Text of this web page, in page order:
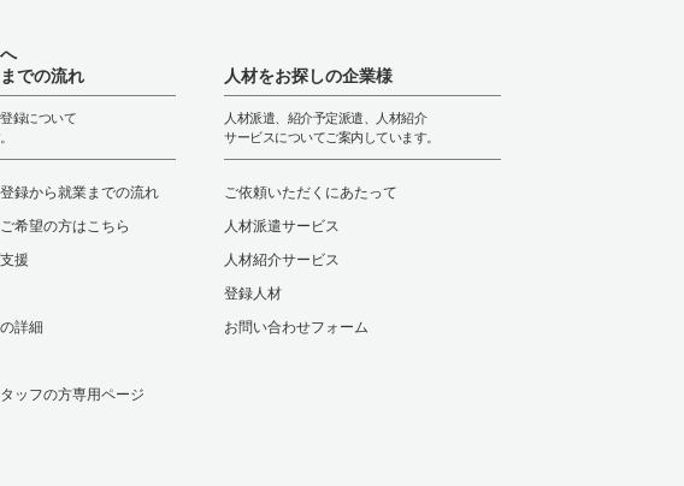
での流れ
録について
録から就業までの流れ
希望の方はこちら
援
詳細
ッフの方専用ページ
人材をお探しの企業様
人材派遣、紹介予定派遣、人材紹介
サービスについてご案内しています。
ご依頼いただくにあたって
人材派遣サービス
人材紹介サービス
登録人材
お問い合わせフォーム